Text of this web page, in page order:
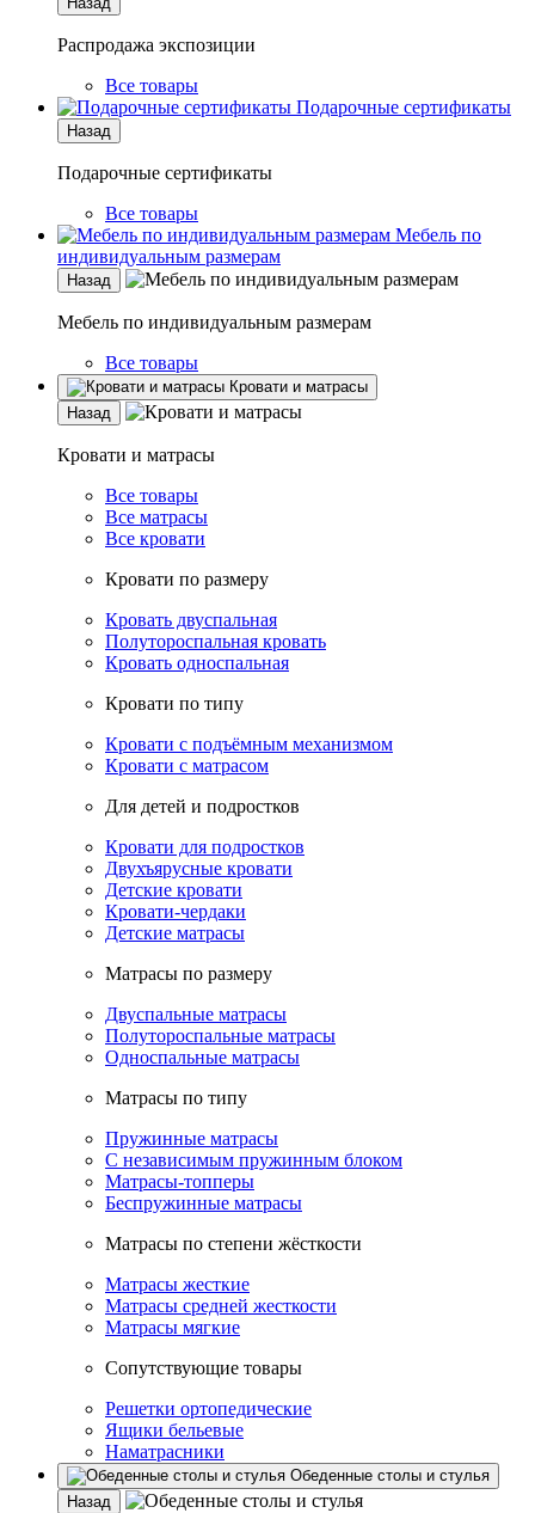
Распродажа экспозиции
Все товары
Подарочные сертификаты
Назад
Подарочные сертификаты
Все товары
Мебель по
индивидуальным размерам
Назад
Мебель по индивидуальным размерам
Все товары
Кровати и матрасы
Назад
Кровати и матрасы
Все товары
Все матрасы
Все кровати
Кровати по размеру
Кровать двуспальная
Полутороспальная кровать
Кровать односпальная
Кровати по типу
Кровати с подъёмным механизмом
Кровати с матрасом
Для детей и подростков
Кровати для подростков
Двухъярусные кровати
Детские кровати
Кровати-чердаки
Детские матрасы
Матрасы по размеру
Двуспальные матрасы
Полутороспальные матрасы
Односпальные матрасы
Матрасы по типу
Пружинные матрасы
С независимым пружинным блоком
Матрасы-топперы
Беспружинные матрасы
Матрасы по степени жёсткости
Матрасы жесткие
Матрасы средней жесткости
Матрасы мягкие
Сопутствующие товары
Решетки ортопедические
Ящики бельевые
Наматрасники
Обеденные столы и стулья
Назад